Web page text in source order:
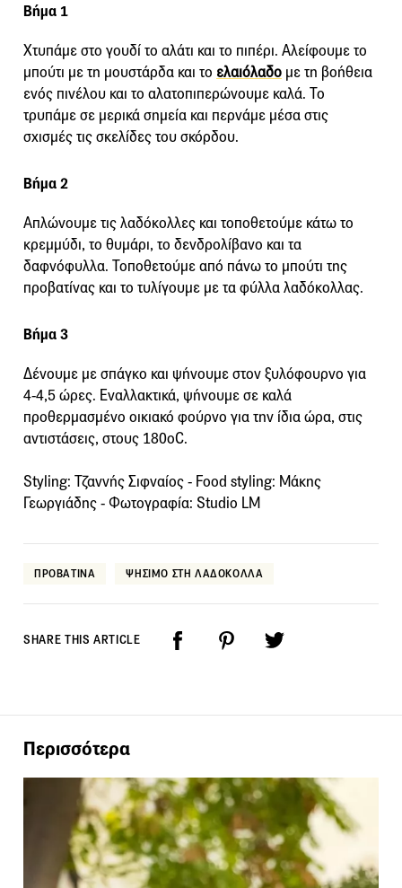
Βήμα 1
Χτυπάμε στο γουδί το αλάτι και το πιπέρι. Αλείφουμε το
μπούτι με τη μουστάρδα και το ελαιόλαδο με τη βοήθεια
ενός πινέλου και το αλατοπιπερώνουμε καλά. Το
τρυπάμε σε μερικά σημεία και περνάμε μέσα στις
σχισμές τις σκελίδες του σκόρδου.
Βήμα 2
Απλώνουμε τις λαδόκολλες και τοποθετούμε κάτω το
κρεμμύδι, το θυμάρι, το δενδρολίβανο και τα
δαφνόφυλλα. Τοποθετούμε από πάνω το μπούτι της
προβατίνας και το τυλίγουμε με τα φύλλα λαδόκολλας.
Βήμα 3
Δένουμε με σπάγκο και ψήνουμε στον ξυλόφουρνο για
4-4,5 ώρες. Εναλλακτικά, ψήνουμε σε καλά
προθερμασμένο οικιακό φούρνο για την ίδια ώρα, στις
αντιστάσεις, στους 180οC.
Styling: Τζαννής Σιφναίος - Food styling: Μάκης
Γεωργιάδης - Φωτογραφία: Studio LM
ΠΡΟΒΑΤΙΝΑ ΨΗΣΙΜΟ ΣΤΗ ΛΑΔΟΚΟΛΛΑ
SHARE THIS ARTICLE
Περισσότερα